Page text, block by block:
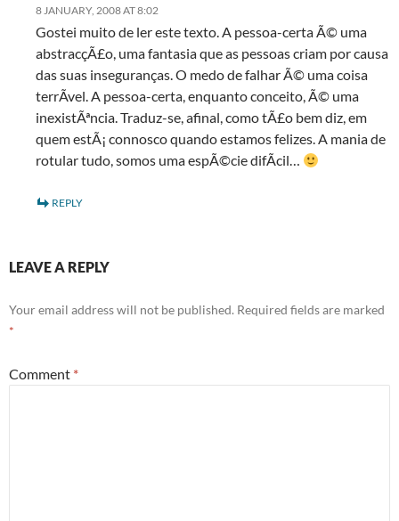
8 JANUARY, 2008 AT 8:02
Gostei muito de ler este texto. A pessoa-certa Ã© uma
abstracçÃ£o, uma fantasia que as pessoas criam por causa
das suas inseguranças. O medo de falhar Ã© uma coisa
terrÃ­vel. A pessoa-certa, enquanto conceito, Ã© uma
inexistÃªncia. Traduz-se, afinal, como tÃ£o bem diz, em
quem estÃ¡ connosco quando estamos felizes. A mania de
rotular tudo, somos uma espÃ©cie difÃ­cil…
REPLY
LEAVE A REPLY
Your email address will not be published. Required fields are marked
*
Comment *